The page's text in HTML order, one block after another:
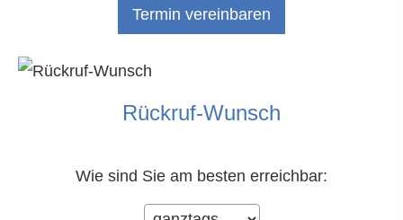
Rück­ruf-Wunsch
Wie sind Sie am besten erreichbar: